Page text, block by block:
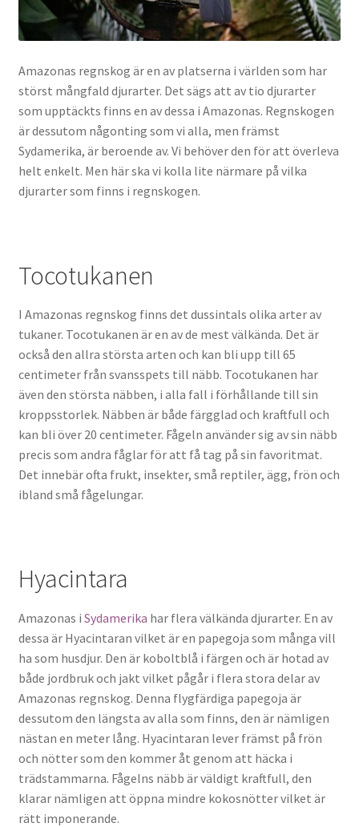
Amazonas regnskog är en av platserna i världen som har
störst mångfald djurarter. Det sägs att av tio djurarter
som upptäckts finns en av dessa i Amazonas. Regnskogen
är dessutom någonting som vi alla, men främst
Sydamerika, är beroende av. Vi behöver den för att överleva
helt enkelt. Men här ska vi kolla lite närmare på vilka
djurarter som finns i regnskogen.
Tocotukanen
I Amazonas regnskog finns det dussintals olika arter av
tukaner. Tocotukanen är en av de mest välkända. Det är
också den allra största arten och kan bli upp till 65
centimeter från svansspets till näbb. Tocotukanen har
även den största näbben, i alla fall i förhållande till sin
kroppsstorlek. Näbben är både färgglad och kraftfull och
kan bli över 20 centimeter. Fågeln använder sig av sin näbb
precis som andra fåglar för att få tag på sin favoritmat.
Det innebär ofta frukt, insekter, små reptiler, ägg, frön och
ibland små fågelungar.
Hyacintara
Amazonas i Sydamerika har flera välkända djurarter. En av
dessa är Hyacintaran vilket är en papegoja som många vill
ha som husdjur. Den är koboltblå i färgen och är hotad av
både jordbruk och jakt vilket pågår i flera stora delar av
Amazonas regnskog. Denna flygfärdiga papegoja är
dessutom den längsta av alla som finns, den är nämligen
nästan en meter lång. Hyacintaran lever främst på frön
och nötter som den kommer åt genom att häcka i
trädstammarna. Fågelns näbb är väldigt kraftfull, den
klarar nämligen att öppna mindre kokosnötter vilket är
rätt imponerande.